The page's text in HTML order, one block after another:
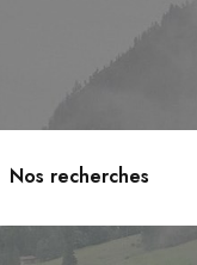
Nos recherches